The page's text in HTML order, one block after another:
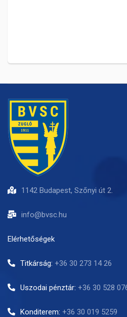
1142 Budapest, Szőnyi út 2.
info@bvsc.hu
Elérhetőségek
Titkárság: +36 30 273 14 26
Uszodai pénztár: +36 30 528
Konditerem: +36 30 019 5259